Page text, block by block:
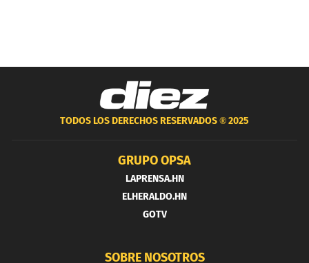
TODOS LOS DERECHOS RESERVADOS ®2025
GRUPO OPSA
LAPRENSA.HN
ELHERALDO.HN
GOTV
SOBRE NOSOTROS